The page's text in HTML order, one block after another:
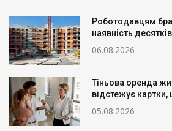
Роботодавцям
наявність
06.08.2026
Тіньова оренда
відстежує картки,
05.08.2026